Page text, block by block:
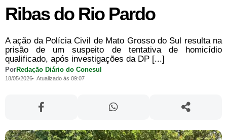
Ribas do Rio Pardo
A ação da Polícia Civil de Mato Grosso do Sul resulta na
prisão de um suspeito de tentativa de homicídio
qualificado, após investigações da DP [...]
PorRedação Diário do Conesul
18/05/2026 Atualizado às 09:07